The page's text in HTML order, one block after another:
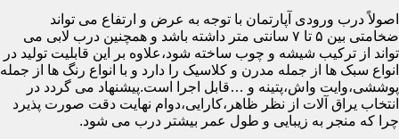
اصولاً درب ورودی آپارتمان با توجه به عرض و ارتفاع می تواند
ضخامتی بین ۵ تا ۷ سانتی متر داشته باشد و همچنین درب لابی می
تواند از ترکیب شیشه و چوب ساخته شود،علاوه بر این قابلیت تولید در
انواع سبک ها از جمله مدرن و کلاسیک را دارد و با انواع رنگ ها از جمله
پوششی،وایت واش،پتینه و …قابل اجرا است.پیشنهاد می گردد در
انتخاب یراق آلات از نظر ظاهر،کارایی،دوام نهایت دقت صورت پذیرد
چرا که منجر به زیبایی و طول عمر بیشتر درب می شود.